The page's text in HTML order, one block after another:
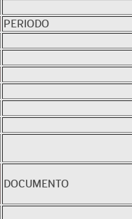
PERIODO
DOCUMENTO